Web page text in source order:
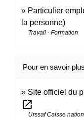
Particulier
la personne)
Travail - Formation
Pour en savoir plus
Site officiel du
open_in_new
Urssaf Caisse